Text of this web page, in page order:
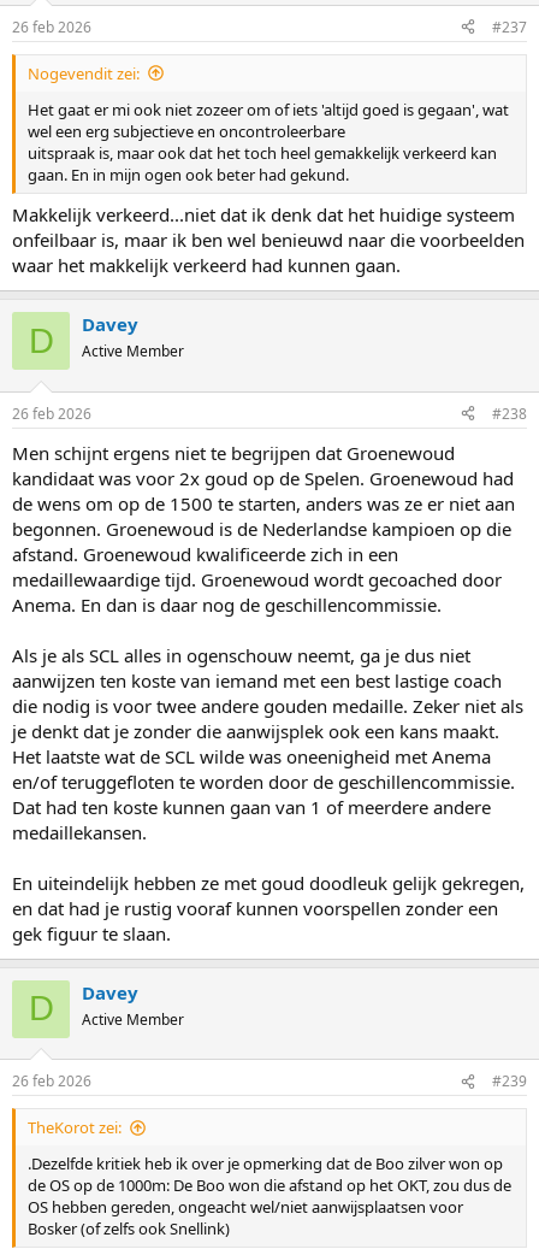
26 feb 2026 #237
Nogevendit zei:
Het gaat er mi ook niet zozeer om of iets 'altijd goed is gegaan', wat
wel een erg subjectieve en oncontroleerbare
uitspraak is, maar ook dat het toch heel gemakkelijk verkeerd kan
gaan. En in mijn ogen ook beter had gekund.
Makkelijk verkeerd...niet dat ik denk dat het huidige systeem
onfeilbaar is, maar ik ben wel benieuwd naar die voorbeelden
waar het makkelijk verkeerd had kunnen gaan.
D Davey
Active Member
26 feb 2026 #238
Men schijnt ergens niet te begrijpen dat Groenewoud
kandidaat was voor 2x goud op de Spelen. Groenewoud had
de wens om op de 1500 te starten, anders was ze er niet aan
begonnen. Groenewoud is de Nederlandse kampioen op die
afstand. Groenewoud kwalificeerde zich in een
medaillewaardige tijd. Groenewoud wordt gecoached door
Anema. En dan is daar nog de geschillencommissie.
Als je als SCL alles in ogenschouw neemt, ga je dus niet
aanwijzen ten koste van iemand met een best lastige coach
die nodig is voor twee andere gouden medaille. Zeker niet als
je denkt dat je zonder die aanwijsplek ook een kans maakt.
Het laatste wat de SCL wilde was oneenigheid met Anema
en/of teruggefloten te worden door de geschillencommissie.
Dat had ten koste kunnen gaan van 1 of meerdere andere
medaillekansen.
En uiteindelijk hebben ze met goud doodleuk gelijk gekregen,
en dat had je rustig vooraf kunnen voorspellen zonder een
gek figuur te slaan.
D Davey
Active Member
26 feb 2026 #239
TheKorot zei:
.Dezelfde kritiek heb ik over je opmerking dat de Boo zilver won op
de OS op de 1000m: De Boo won die afstand op het OKT, zou dus de
OS hebben gereden, ongeacht wel/niet aanwijsplaatsen voor
Bosker (of zelfs ook Snellink)